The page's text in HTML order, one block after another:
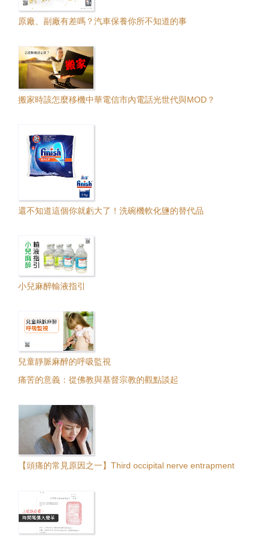
原廠、副廠有差嗎？汽車保養你所不知道的事
搬家時該怎麼移機中華電信市內電話光世代與MOD？
還不知道這個你就虧大了！洗碗機軟化鹽的替代品
小兒麻醉輸液指引
兒童靜脈麻醉的呼吸監視
痛苦的意義：從佛教與基督宗教的觀點談起
【頭痛的常見原因之一】Third occipital nerve entrapment